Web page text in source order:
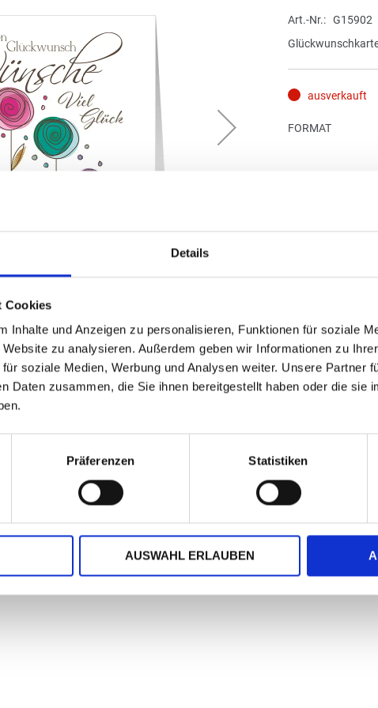
Details
Cookies
Inhalte und Anzeigen zu personalisieren, Funktionen für soziale
zu analysieren. Außerdem geben wir Informationen zu
soziale Medien, Werbung und Analysen weiter. Unsere Partner
Daten zusammen, die Sie ihnen bereitgestellt haben oder die sie
Präferenzen Statistiken
AUSWAHL ERLAUBEN
Art.-Nr.
G15902
ausverkauft
FORMAT
Kuvert geliefert.
cm auf 250 g/qm-Papier; Karte und Kuvert wiegen
praktiziert Umweltschutz nach dem Modell